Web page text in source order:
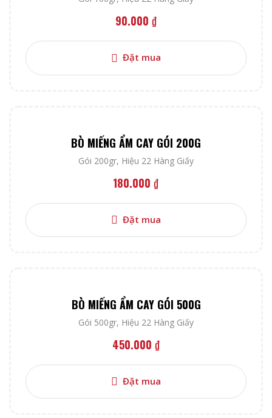
90.000 ₫
Đặt mua
BÒ MIẾNG ẨM CAY GÓI 200G
Gói 200gr, Hiệu 22 Hàng Giấy
180.000 ₫
Đặt mua
BÒ MIẾNG ẨM CAY GÓI 500G
Gói 500gr, Hiệu 22 Hàng Giấy
450.000 ₫
Đặt mua